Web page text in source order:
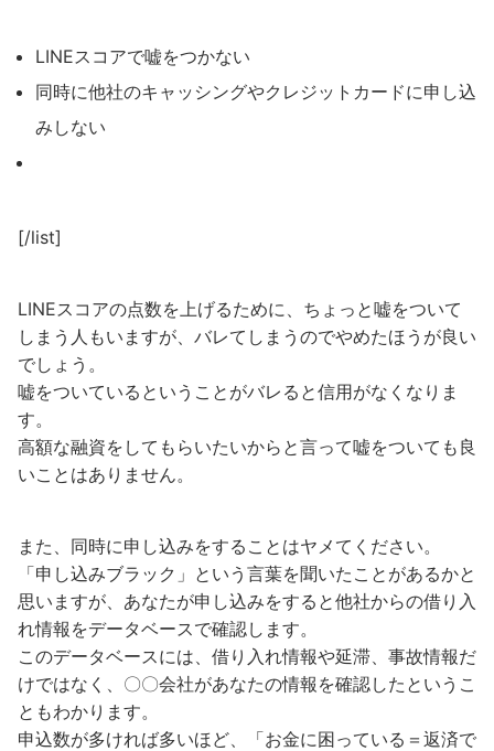
LINEスコアで嘘をつかない
同時に他社のキャッシングやクレジットカードに申し込
みしない
[/list]
LINEスコアの点数を上げるために、ちょっと嘘をついて
しまう人もいますが、バレてしまうのでやめたほうが良い
でしょう。
嘘をついているということがバレると信用がなくなりま
す。
高額な融資をしてもらいたいからと言って嘘をついても良
いことはありません。
また、同時に申し込みをすることはヤメてください。
「申し込みブラック」という言葉を聞いたことがあるかと
思いますが、あなたが申し込みをすると他社からの借り入
れ情報をデータベースで確認します。
このデータベースには、借り入れ情報や延滞、事故情報だ
けではなく、〇〇会社があなたの情報を確認したというこ
ともわかります。
申込数が多ければ多いほど、「お金に困っている＝返済で